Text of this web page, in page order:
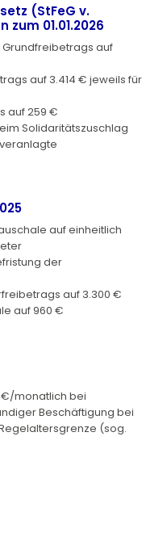
(StFeG v.
zum 01.01.2026
auf
auf 3.414 € jeweils für
auf 259 €
Solidaritätszuschlag
auf einheitlich
der
auf 3.300 €
auf 960 €
€/monatlich bei
Beschäftigung bei
(sog.